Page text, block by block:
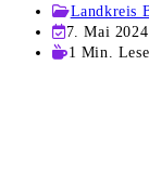
veröffentlicht:
Beitrags-
Kategorie:
Landkreis
Beitrag
zuletzt
7. Mai 2024
Lesedauer:
1 Min.